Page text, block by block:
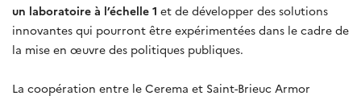
un laboratoire à l’échelle 1 et de développer des solutions
innovantes qui pourront être expérimentées dans le cadre de
la mise en œuvre des politiques publiques.
La coopération entre le Cerema et Saint-Brieuc Armor